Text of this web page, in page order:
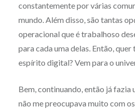
constantemente por várias
mundo. Além disso, são tantas
operacional que é trabalhoso
para cada uma delas. Então,
espírito digital? Vem para o
Bem, continuando, então já fazia
não me preocupava muito com